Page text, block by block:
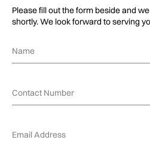
Please fill out the form beside and
shortly. We look forward to serving